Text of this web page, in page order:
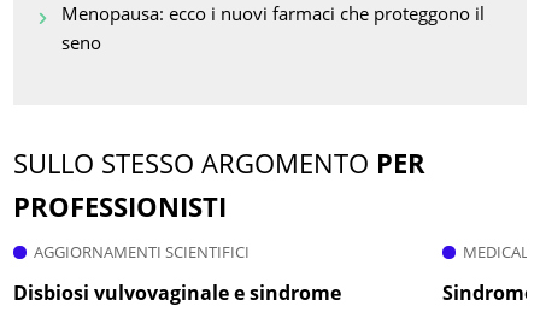
Menopausa: ecco i nuovi farmaci che proteggono il
seno
SULLO STESSO ARGOMENTO PER
PROFESSIONISTI
AGGIORNAMENTI SCIENTIFICI
Disbiosi vulvovaginale e sindrome
MEDICAL